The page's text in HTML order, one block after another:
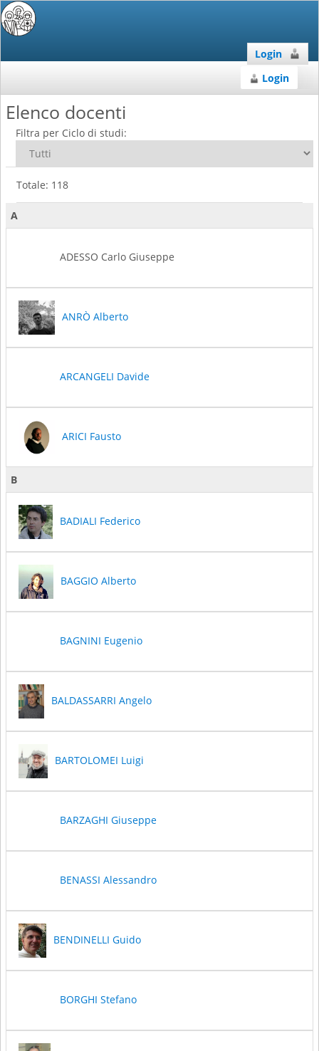
Login
Login
Elenco docenti
Filtra per Ciclo di studi:
Totale: 118
A
ADESSO Carlo Giuseppe
ANRÒ Alberto
ARCANGELI Davide
ARICI Fausto
B
BADIALI Federico
BAGGIO Alberto
BAGNINI Eugenio
BALDASSARRI Angelo
BARTOLOMEI Luigi
BARZAGHI Giuseppe
BENASSI Alessandro
BENDINELLI Guido
BORGHI Stefano